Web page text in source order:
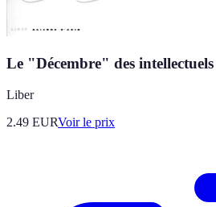
Le "Décembre" des
Liber
2.49 EURVoir le prix